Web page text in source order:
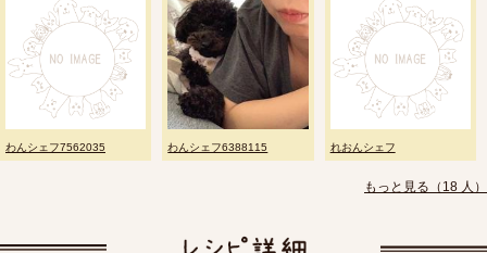
わんシェフ7562035 わんシェフ6388115 れおんシェフ
もっと見る（18 人）